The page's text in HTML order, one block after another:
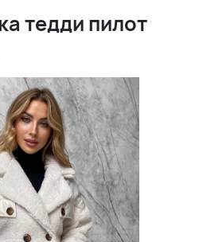
тедди пилот